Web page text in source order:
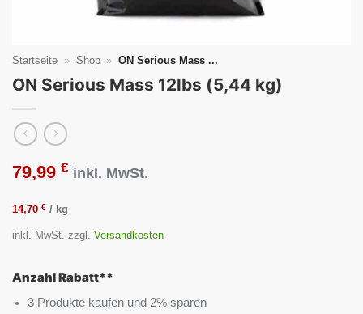
Startseite » Shop » ON Serious Mass ...
ON Serious Mass 12lbs (5,44 kg)
79,99 € inkl. MwSt.
14,70 € / kg
inkl. MwSt. zzgl. Versandkosten
Anzahl Rabatt**
3 Produkte kaufen und 2% sparen